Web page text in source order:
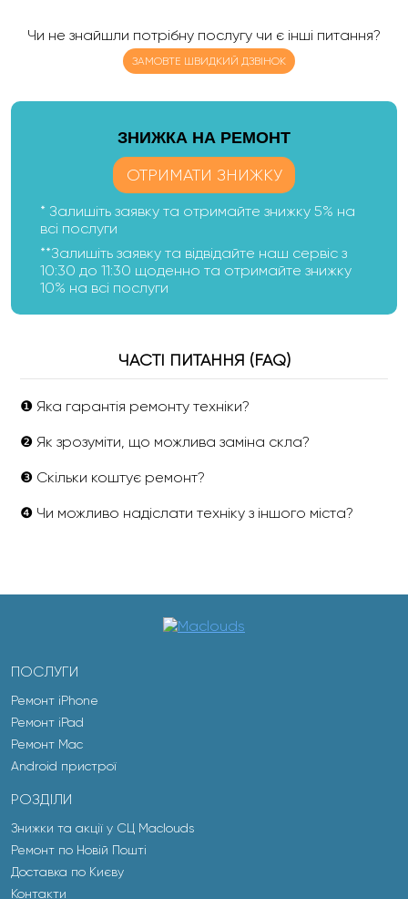
Чи не знайшли потрібну послугу чи є інші питання?
ЗАМОВТЕ ШВИДКИЙ ДЗВІНОК
ЗНИЖКА НА РЕМОНТ
ОТРИМАТИ ЗНИЖКУ
* Залишіть заявку та отримайте знижку 5% на
всі послуги
**Залишіть заявку та відвідайте наш сервіс з
10:30 до 11:30 щоденно та отримайте знижку
10% на всі послуги
ЧАСТІ ПИТАННЯ (FAQ)
❶ Яка гарантія ремонту техніки?
❷ Як зрозуміти, що можлива заміна скла?
❸ Скільки коштує ремонт?
❹ Чи можливо надіслати техніку з іншого міста?
ПОСЛУГИ
Ремонт iPhone
Ремонт iPad
Ремонт Mac
Android пристрої
РОЗДІЛИ
Знижки та акції у СЦ Maclouds
Ремонт по Новій Пошті
Доставка по Києву
Контакти